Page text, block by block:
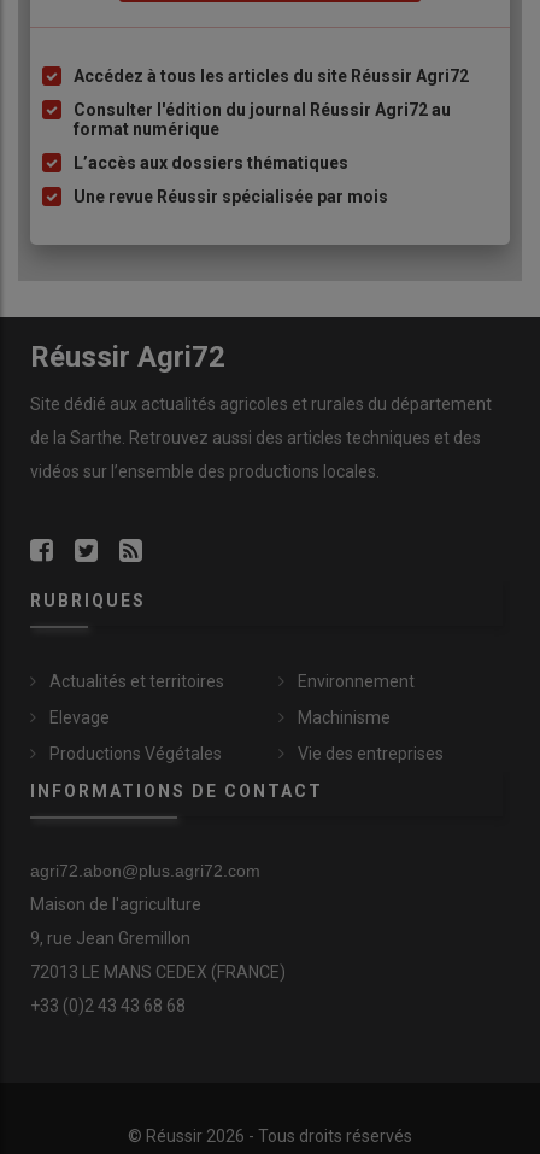
Liste
à
puce
Accédez à tous les articles du site Réussir Agri72
Consulter l'édition du journal Réussir Agri72 au
format numérique
L’accès aux dossiers thématiques
Une revue Réussir spécialisée par mois
Réussir Agri72
Site dédié aux actualités agricoles et rurales du département
de la Sarthe. Retrouvez aussi des articles techniques et des
vidéos sur l’ensemble des productions locales.
RUBRIQUES
Actualités et territoires
Elevage
Productions Végétales
Environnement
Machinisme
Vie des entreprises
INFORMATIONS DE CONTACT
agri72.abon@plus.agri72.com
Maison de l'agriculture
9, rue Jean Gremillon
72013 LE MANS CEDEX (FRANCE)
+33 (0)2 43 43 68 68
© Réussir 2026 - Tous droits réservés